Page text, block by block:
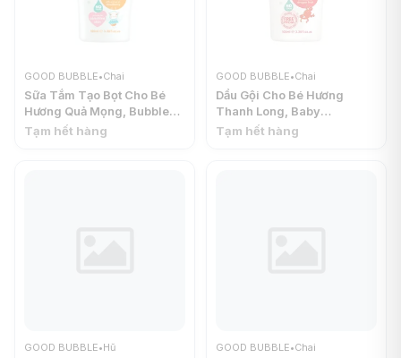
GOOD BUBBLE•Chai
Sữa Tắm Tạo Bọt Cho Bé
Hương Quả Mọng, Bubble
Bath with Extract of
Tạm hết hàng
GOOD BUBBLE•Chai
Dầu Gội Cho Bé Hương
Thanh Long, Baby
Shampoo with Extract of
Tạm hết hàng
GOOD BUBBLE•Hũ GOOD BUBBLE•Chai